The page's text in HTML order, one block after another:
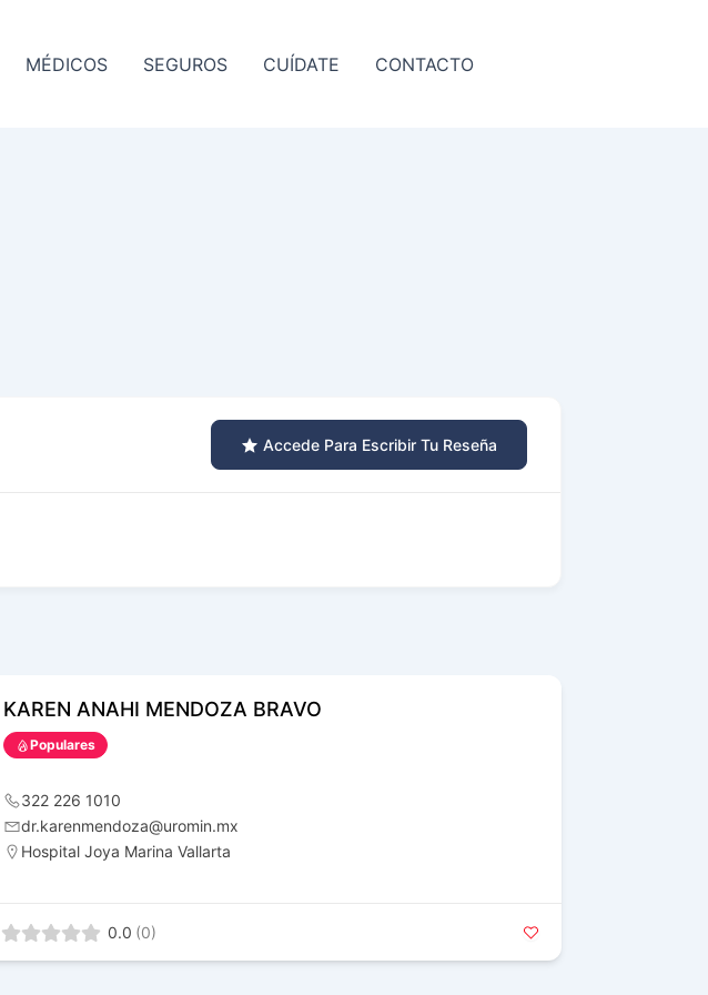
MÉDICOS SEGUROS CUÍDATE CONTACTO
Accede Para Escribir Tu Reseña
KAREN ANAHI MENDOZA BRAVO
Populares
322 226 1010
dr.karenmendoza@uromin.mx
Hospital Joya Marina Vallarta
0.0 (0)